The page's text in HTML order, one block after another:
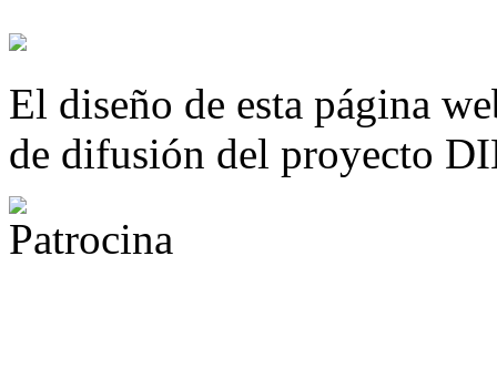
El diseño de esta página
de difusión del proyecto